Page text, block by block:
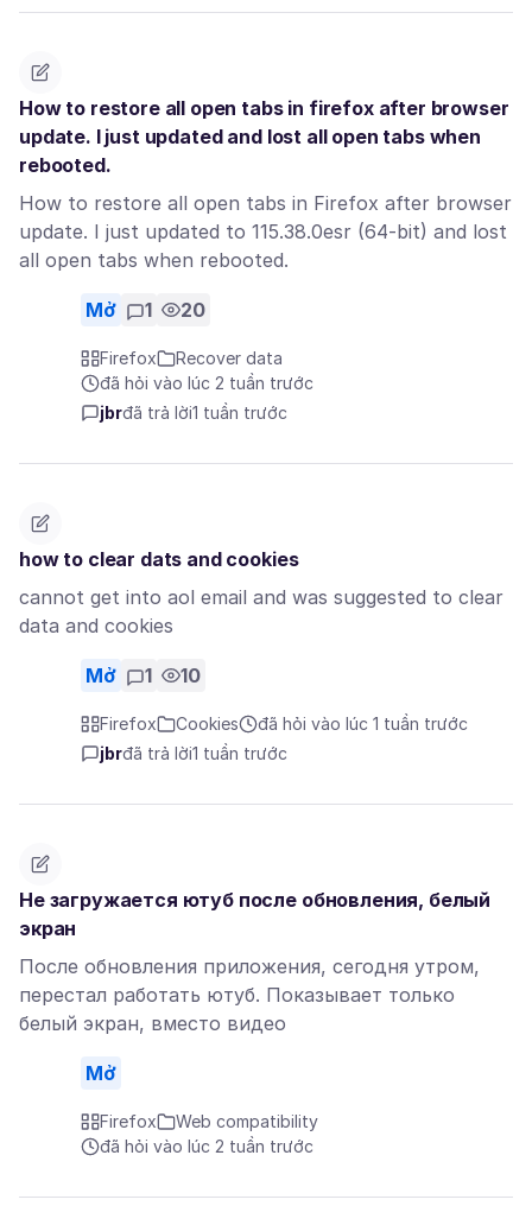
How to restore all open tabs in firefox after browser
update. I just updated and lost all open tabs when
rebooted.
How to restore all open tabs in Firefox after browser
update. I just updated to 115.38.0esr (64-bit) and lost
all open tabs when rebooted.
Mở 1 20
Firefox
Recover data
đã hỏi vào lúc 2 tuần trước
jbrđã trả lời1 tuần trước
how to clear dats and cookies
cannot get into aol email and was suggested to clear
data and cookies
Mở 1 10
Firefox Cookies
đã hỏi vào lúc 1 tuần trước
jbrđã trả lời1 tuần trước
Не загружается ютуб после обновления, белый
экран
После обновления приложения, сегодня утром,
перестал работать ютуб. Показывает только
белый экран, вместо видео
Mở
Firefox
Web compatibility
đã hỏi vào lúc 2 tuần trước